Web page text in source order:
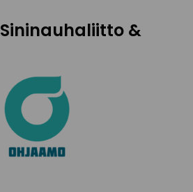
&